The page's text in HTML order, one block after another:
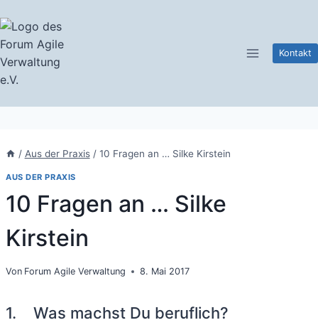
Inhalt
springen
Kontakt
/ Aus der Praxis / 10 Fragen an … Silke Kirstein
AUS DER PRAXIS
10 Fragen an … Silke
Kirstein
Von Forum Agile Verwaltung 8. Mai 2017
1. Was machst Du beruflich?